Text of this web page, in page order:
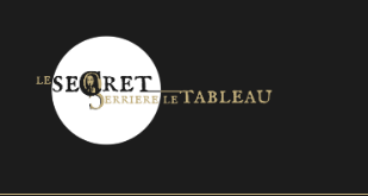
content